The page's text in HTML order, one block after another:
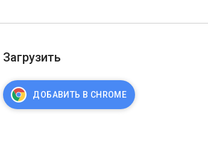
Загрузить
ДОБАВИТЬ В CHROME